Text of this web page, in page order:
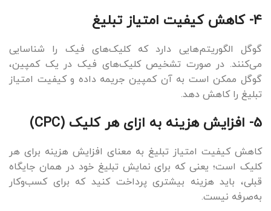
4- کاهش کیفیت امتیاز تبلیغ
گوگل الگوریتم‌هایی دارد که کلیک‌های فیک را شناسایی
می‌کنند. در صورت تشخیص کلیک‌های فیک در یک کمپین،
گوگل ممکن است به آن کمپین جریمه داده و کیفیت امتیاز
تبلیغ را کاهش دهد.
5- افزایش هزینه به ازای هر کلیک (CPC)
کاهش کیفیت امتیاز تبلیغ به معنای افزایش هزینه برای هر
کلیک است؛ یعنی که برای نمایش تبلیغ خود در همان جایگاه
قبلی، باید هزینه بیشتری پرداخت کنید که برای کسب‌وکار
به‌صرفه نیست.